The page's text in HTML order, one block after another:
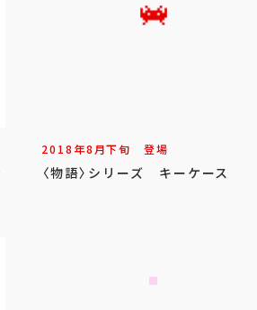
2018年8月下旬 登場
〈物語〉シリーズ キーケース